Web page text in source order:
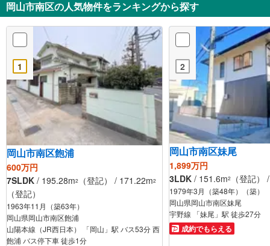
岡山市南区の人気物件をランキングから探す
1
岡山市南区飽浦
600万円
7SLDK / 195.28m2 （登記） / 171.22m2
（登記）
1963年11月（築63年）
岡山県岡山市南区飽浦
山陽本線（JR西日本） 「岡山」駅 バス53分 西
飽浦 バス停下車 徒歩1分
2
岡山市南区妹尾
1,899万円
3LDK / 151.6m2 （登記
1979年3月（築48年）（築）
岡山県岡山市南区妹尾
宇野線 「妹尾」駅 徒歩27分
成約でもらえる